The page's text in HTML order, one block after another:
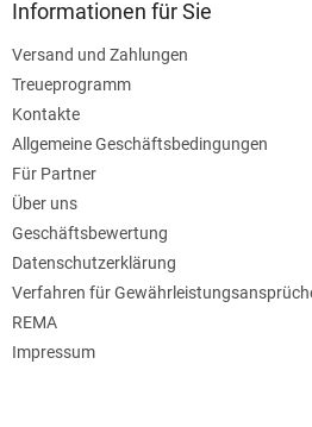
Informationen für Sie
Versand und Zahlungen
Treueprogramm
Kontakte
Allgemeine Geschäftsbedingungen
Für Partner
Über uns
Geschäftsbewertung
Datenschutzerklärung
Verfahren für
REMA
Impressum